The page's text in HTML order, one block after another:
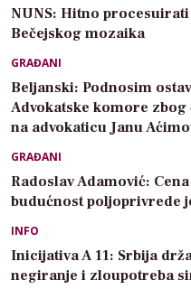
NUNS: Hitno
Bečejskog mozaika
GRAĐANI
Beljanski: Podnosim
Advokatske komore
na advokaticu Janu
GRAĐANI
Radoslav Adamović:
budućnost poljoprivrede
INFO
Inicijativa A 11: Srbija
negiranje i zloupotreba